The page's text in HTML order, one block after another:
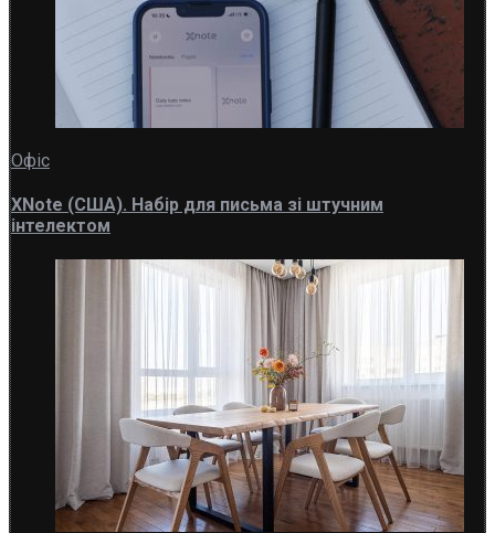
Офіс
XNote (США). Набір для письма зі штучним
інтелектом